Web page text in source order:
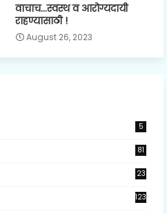
वाचाच...स्वस्थ व आरोग्यदायी
राहण्यासाठी !
August 26, 2023
5
81
23
123